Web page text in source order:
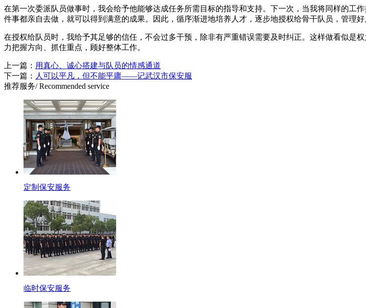
在第一次委派队员做事时，我会给予他能够达成任务所需目标的指导和支持。下一次，当我将同样的工
件事都亲自去做，就可以得到满意的成果。因此，循序渐进地培养人才，逐步地授权给骨干队员，管理好
在授权给队员时，我给予其足够的信任，不会过多干预，除非有严重错误需要及时纠正。这样做看似是
力把握方向、抓住重点，顾好整体工作。
上一篇： 用真心、诚心搭建与队员的情感通道
下一篇： 人可以平凡，但不能平庸——记武汉市保安服
推荐服务/ Recommended service
定制保安服务
临时保安服务